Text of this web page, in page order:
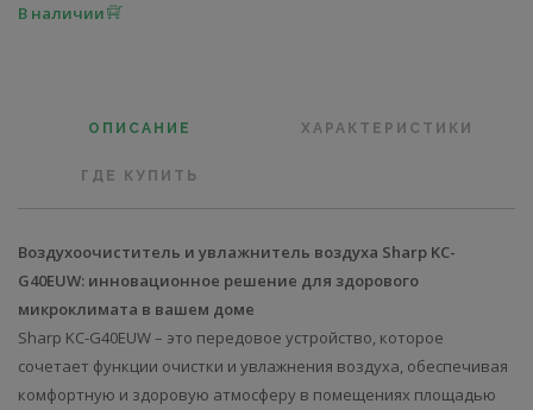
В наличии
ОПИСАНИЕ ХАРАКТЕРИСТИКИ
ГДЕ КУПИТЬ
Воздухоочиститель и увлажнитель воздуха Sharp KC-
G40EUW: инновационное решение для здорового
микроклимата в вашем доме
Sharp KC-G40EUW – это передовое устройство, которое
сочетает функции очистки и увлажнения воздуха, обеспечивая
комфортную и здоровую атмосферу в помещениях площадью